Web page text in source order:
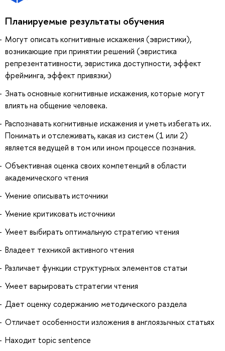
Планируемые результаты обучения
Могут описать когнитивные искажения (эвристики),
возникающие при принятии решений (эвристика
репрезентативности, эвристика доступности, эффект
фрейминга, эффект привязки)
Знать основные когнитивные искажения, которые могут
влиять на общение человека.
Распознавать когнитивные искажения и уметь избегать их.
Понимать и отслеживать, какая из систем (1 или 2)
является ведущей в том или ином процессе познания.
Объективная оценка своих компетенций в области
академического чтения
Умение описывать источники
Умение критиковать источники
Умеет выбирать оптимальную стратегию чтения
Владеет техникой активного чтения
Различает функции структурных элементов статьи
Умеет варьировать стратегии чтения
Дает оценку содержанию методического раздела
Отличает особенности изложения в англоязычных статьях
Находит topic sentence